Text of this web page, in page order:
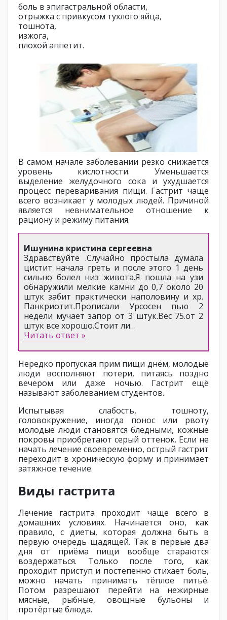
боль в эпигастральной области,
отрыжка с привкусом тухлого яйца,
тошнота,
изжога,
плохой аппетит.
В самом начале заболевании резко снижается
уровень кислотности. Уменьшается
выделение желудочного сока и ухудшается
процесс переваривания пищи. Гастрит чаще
всего возникает у молодых людей. Причиной
является невнимательное отношение к
рациону и режиму питания.
Ишунина кристина сергеевна
Здравствуйте .Случайно простыла думала
цистит начала греть и после этого 1 день
сильно болел низ живота.Я пошла на узи
обнаружили мелкие камни до 0,7 около 20
штук забит практически наполовину и хр.
Панкриотит.Прописали Урсосен пью 2
недели мучает запор от 3 штук.Вес 75.от 2
штук все хорошо.Стоит ли…
Читать ответ »
Нередко пропуская прим пищи днём, молодые
люди восполняют потери, питаясь поздно
вечером или даже ночью. Гастрит ещё
называют заболеванием студентов.
Испытывая слабость, тошноту,
головокружение, иногда понос или рвоту
молодые люди становятся бледными, кожные
покровы приобретают серый оттенок. Если не
начать лечение своевременно, острый гастрит
переходит в хроническую форму и принимает
затяжное течение.
Виды гастрита
Лечение гастрита проходит чаще всего в
домашних условиях. Начинается оно, как
правило, с диеты, которая должна быть в
первую очередь щадящей. Так в первые два
дня от приёма пищи вообще стараются
воздержаться. Только после того, как
проходит приступ и постепенно стихает боль,
можно начать принимать тёплое питьё.
Потом разрешают перейти на нежирные
мясные, рыбные, овощные бульоны и
протёртые блюда.